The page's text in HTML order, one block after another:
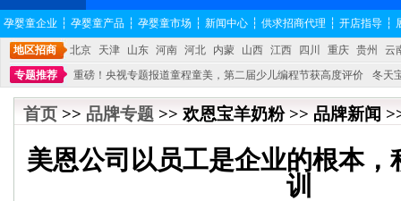
孕婴童企业 ┆ 孕婴童产品 ┆ 孕婴童市场 ┆ 新闻中心 ┆ 供求招商代理 ┆ 开店指导 ┆
地区招商 北京 天津 山东 河南 河北 内蒙 山西 江西 四川 重庆 贵州
云
专题推荐
重磅！央视专题报道童程童美，第二届少儿编程节获高度评价
冬天
不能再单纯地销售产品,而要向增强服务转型,毕竟母婴产品比较特殊。”
妇幼广场
首页 >> 品牌专题 >> 欢恩宝羊奶粉 >> 品牌新闻
美恩公司以员工是企业的根本，
训